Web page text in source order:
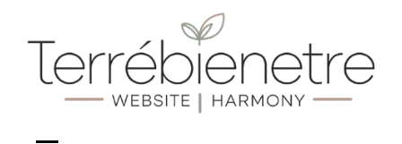
contenu